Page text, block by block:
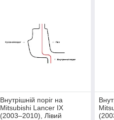
Внутрішній поріг на
Mitsubishi Lancer IX
(2003–2010), Лівий